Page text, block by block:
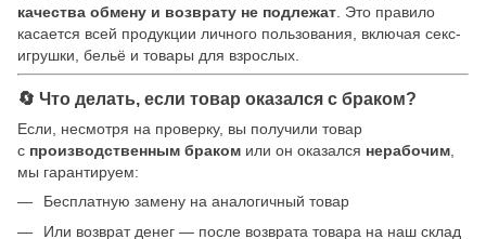
качества обмену и возврату не подлежат . Это правило
касается всей продукции личного пользования, включая секс-
игрушки, бельё и товары для взрослых.
🔄 Что делать, если товар оказался с браком?
Если, несмотря на проверку, вы получили товар
с производственным браком или он оказался нерабочим
мы гарантируем:
Бесплатную замену на аналогичный товар
Или возврат денег — после возврата товара на наш склад